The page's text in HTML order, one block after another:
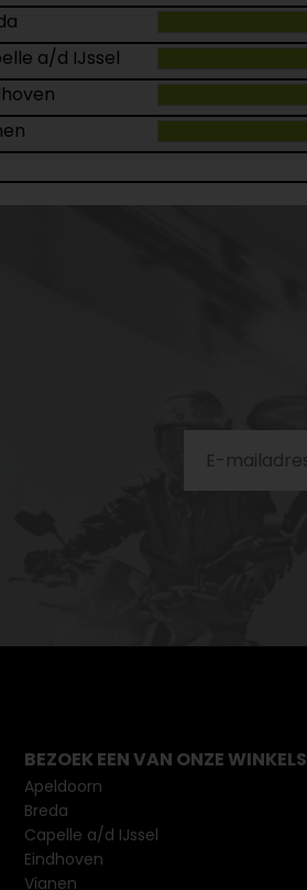
a/d IJssel
BEZOEK EEN VAN ONZE WINKELS
Apeldoorn
Breda
Capelle a/d IJssel
Eindhoven
Vianen